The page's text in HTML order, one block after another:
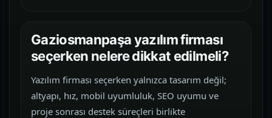
Gaziosmanpaşa yazılım firması
seçerken nelere dikkat edilmeli?
Yazılım firması seçerken yalnızca tasarım değil;
altyapı, hız, mobil uyumluluk, SEO uyumu ve
proje sonrası destek süreçleri birlikte